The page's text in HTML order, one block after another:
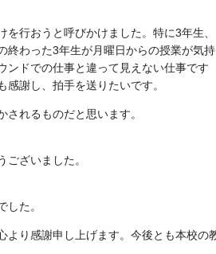
行おうと呼びかけました。特に3年生、
終わった3年生が月曜日からの授業が気持
ンドでの仕事と違って見えない仕事です
謝し、拍手を送りたいです。
れるものだと思います。
ざいました。
た。
より感謝申し上げます。今後とも本校の